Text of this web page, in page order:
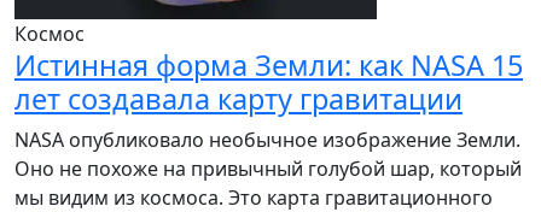
Космос
Истинная форма Земли: как NASA 15
лет создавала карту гравитации
NASA опубликовало необычное изображение Земли.
Оно не похоже на привычный голубой шар, который
мы видим из космоса. Это карта гравитационного